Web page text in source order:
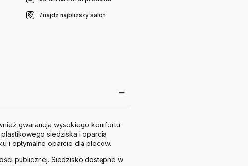
Znajdź najbliższy salon
gwarancja wysokiego komfortu
siedziska i oparcia
i optymalne oparcie dla pleców.
publicznej. Siedzisko dostępne w